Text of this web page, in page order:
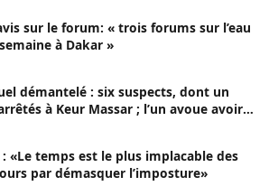
sur le forum: « trois forums sur l’eau
à Dakar »
démantelé : six suspects, dont un
à Keur Massar ; l’un avoue avoir
2018
«Le temps est le plus implacable des
par démasquer l’imposture»